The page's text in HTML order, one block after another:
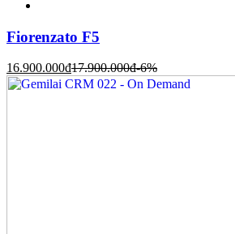
Fiorenzato F5
16.900.000đ17.900.000đ-6%